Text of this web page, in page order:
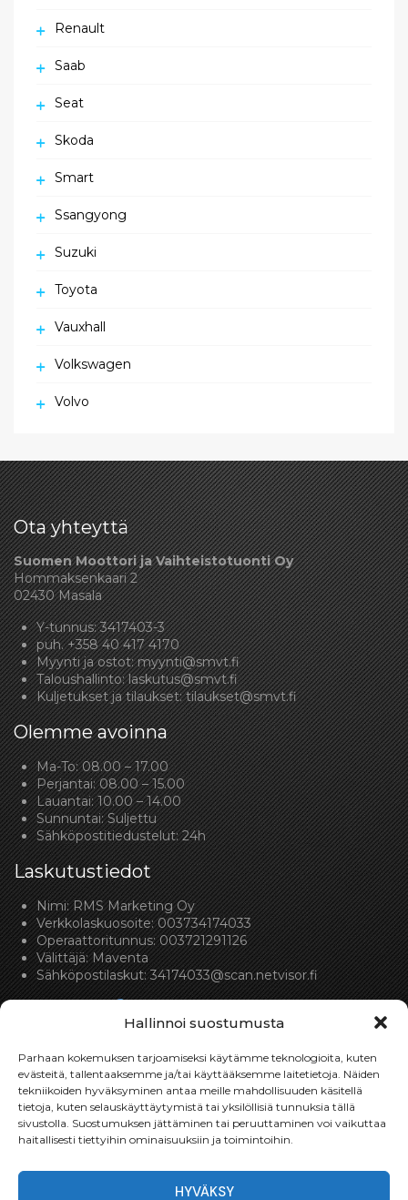
Hallinnoi suostumusta
Parhaan kokemuksen tarjoamiseksi käytämme teknologioita, kuten
evästeitä, tallentaaksemme ja/tai käyttääksemme laitetietoja. Näiden
tekniikoiden hyväksyminen antaa meille mahdollisuuden käsitellä
tietoja, kuten selauskäyttäytymistä tai yksilöllisiä tunnuksia tällä
sivustolla. Suostumuksen jättäminen tai peruuttaminen voi vaikuttaa
haitallisesti tiettyihin ominaisuuksiin ja toimintoihin.
HYVÄKSY
Renault
Saab
Seat
Skoda
Smart
Ssangyong
Suzuki
Toyota
Vauxhall
Volkswagen
Volvo
Ota yhteyttä
Suomen Moottori ja Vaihteistotuonti Oy
Hommaksenkaari 2
02430 Masala
Y-tunnus: 3417403-3
puh.+358 40 417 4170
Myynti ja ostot:myynti@smvt.fi
Taloushallinto:laskutus@smvt.fi
Kuljetukset ja tilaukset:tilaukset@smvt.fi
Olemme avoinna
Ma-To: 08.00 – 17.00
Perjantai: 08.00 – 15.00
Lauantai: 10.00 – 14.00
Sunnuntai: Suljettu
Sähköpostitiedustelut: 24h
Laskutustiedot
Nimi: RMS Marketing Oy
Verkkolaskuosoite: 003734174033
Operaattoritunnus: 003721291126
Välittäjä: Maventa
Sähköpostilaskut:34174033@scan.netvisor.fi
Toimitukset
Toimitamme osat perille toimitusperiaatteella siihen
osan toimitettavan.
Toimitusaika on yleensä noin yksi (1) viikko tilauspäivästä.